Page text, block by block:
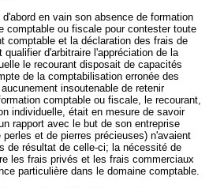
en vain son absence de formation
comptable ou fiscale pour contester toute
comptable et la déclaration des frais de
d'arbitraire l'appréciation de la
le recourant disposait de capacités
de la comptabilisation erronée des
insoutenable de retenir
comptable ou fiscale, le recourant,
individuelle, était en mesure de savoir
rapport avec le but de son entreprise
et de pierres précieuses) n'avaient
de résultat de celle-ci; la nécessité de
les frais privés et les frais commerciaux
particulière dans le domaine comptable.